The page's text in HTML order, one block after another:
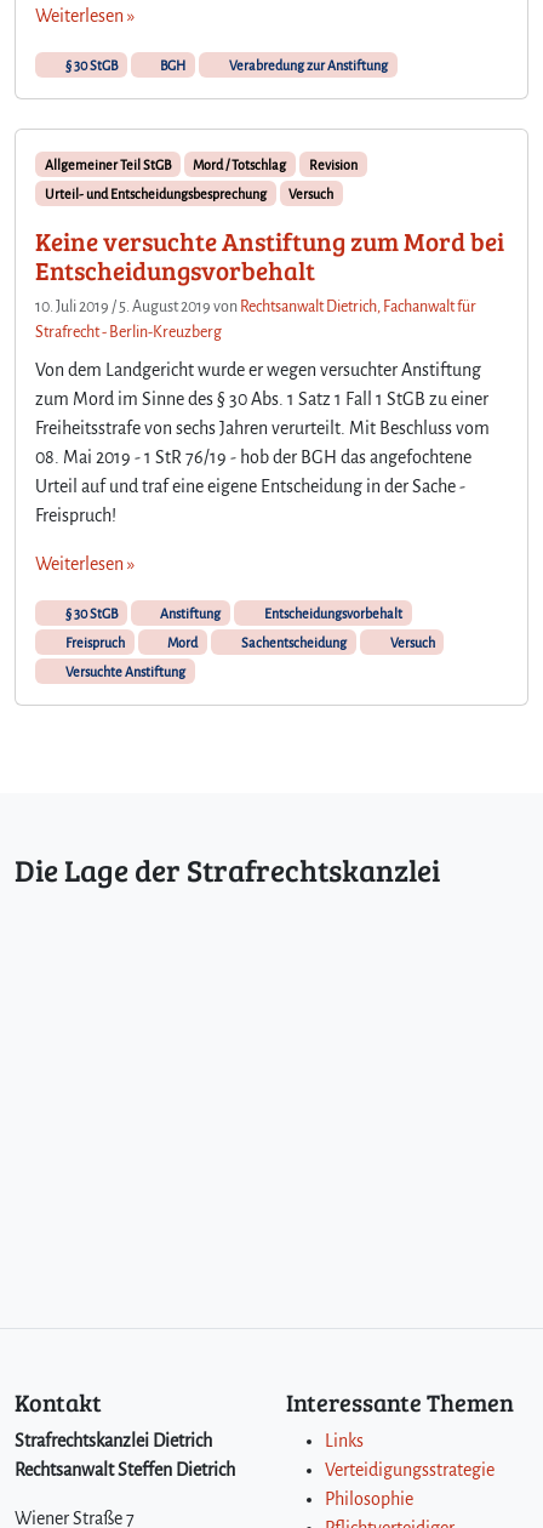
Weiterlesen »
§ 30 StGB BGH Verabredung zur Anstiftung
Allgemeiner Teil StGB Mord / Totschlag
Revision
Urteil- und Entscheidungsbesprechung
Versuch
Keine versuchte Anstiftung zum Mord bei
Entscheidungsvorbehalt
10. Juli 2019 / 5. August 2019 von Rechtsanwalt Dietrich, Fachanwalt für
Strafrecht - Berlin-Kreuzberg
Von dem Landgericht wurde er wegen versuchter Anstiftung
zum Mord im Sinne des § 30 Abs. 1 Satz 1 Fall 1 StGB zu einer
Freiheitsstrafe von sechs Jahren verurteilt. Mit Beschluss vom
08. Mai 2019 - 1 StR 76/19 - hob der BGH das angefochtene
Urteil auf und traf eine eigene Entscheidung in der Sache -
Freispruch!
Weiterlesen »
§ 30 StGB Anstiftung
Entscheidungsvorbehalt
Freispruch
Mord Sachentscheidung
Versuch
Versuchte Anstiftung
Die Lage der Strafrechtskanzlei
Kontakt
Strafrechtskanzlei Dietrich
Rechtsanwalt Steffen Dietrich
Wiener Straße 7
Interessante Themen
Links
Verteidigungsstrategie
Philosophie